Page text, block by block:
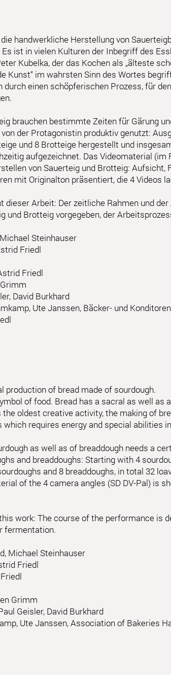
handwerkliche Herstellung von
ist in vielen Kulturen der Inbegriff des
Kubelka, der das Kochen als „älteste
Kunst“ im wahrsten Sinn des Wortes
einen schöpferischen Prozess, für
brauchen bestimmte Zeiten für Gärung
der Protagonistin produktiv genutzt:
und 8 Brotteige hergestellt und
aufgezeichnet. Das Videomaterial (im
von Sauerteig und Brotteig:
mit Originalton präsentiert, die 4 Videos
Arbeit: Der zeitliche Rahmen und
und Brotteig vorgegeben, der
Steinhauser
Friedl
Friedl
David Burkhard
Ute Janssen, Bäcker- und
production of bread made of sourdough.
of food. Bread has a sacral as well
oldest creative activity, the making of
which requires energy and special abilities
as well as of breaddough needs a
and breaddoughs: Starting with 4
and 8 breaddoughs, in total 32
of the 4 camera angles (SD DV-Pal) is
work: The course of the performance is
fermentation.
Michael Steinhauser
Friedl
Grimm
Geisler, David Burkhard
Ute Janssen, Association of Bakeries